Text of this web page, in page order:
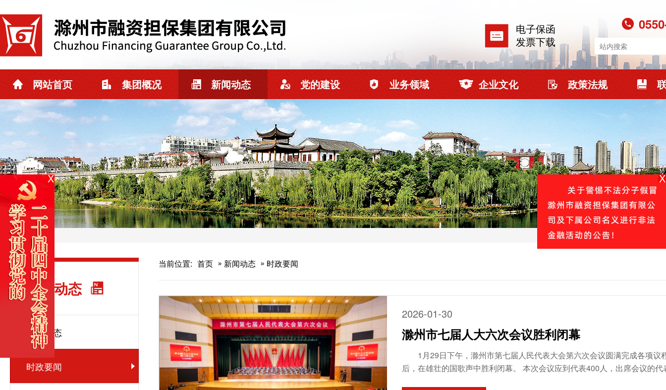
X X
电子保函
发票下载
网站首页 集团概况 新闻动态 党的建设 业务领域 企业文化 政策法规
新闻动态
集团动态
时政要闻
当前位置: 首页 新闻动态 时政要闻
2026-01-30
滁州市七届人大六次会议胜利闭幕
1月29日下午，滁州市第七届人民代表大会第六次会议圆满完成各项议
后，在雄壮的国歌声中胜利闭幕。 本次会议应到代表400人，出席会议的代表